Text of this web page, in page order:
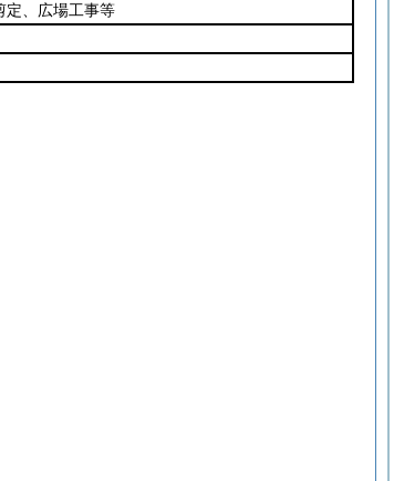
定、広場工事等